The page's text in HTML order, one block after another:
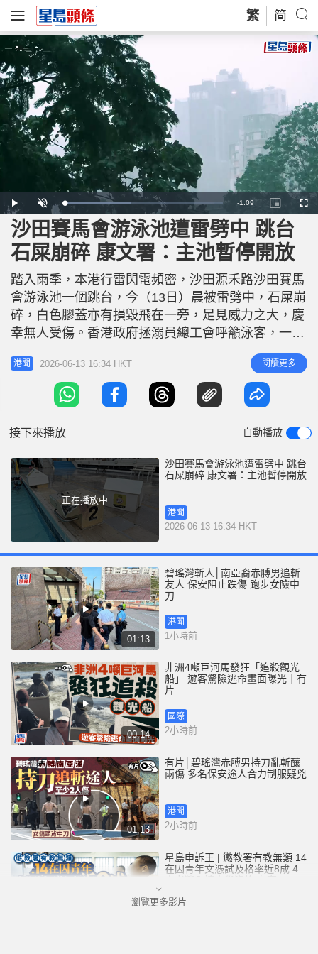
繁 简
P
l
a
y
U
n
m
u
t
e
L
o
a
d
e
4
2
4
8
%
R
e
m
n
i
e
-1:09
P
i
t
e
-
i
-
P
i
c
u
r
F
u
沙田賽馬會游泳池遭雷劈中 跳台
石屎崩碎 康文署：主池暫停開放
踏入雨季，本港行雷閃電頻密，沙田源禾路沙田賽馬
會游泳池一個跳台，今（13日）晨被雷劈中，石屎崩
碎，白色膠蓋亦有損毀飛在一旁，足見威力之大，慶
幸無人受傷。香港政府拯溺員總工會呼籲泳客，一旦
天文台發出雷暴警告，泳客應立即遠離泳池。 香港
政府拯溺員總工會在fb專頁發文，指今（13日）晨6
時40分，沙田泳池（沙田賽馬會游泳池）主池跳台範
圍因雷暴天氣一度遭受電擊。事件敲響警鐘：「雷暴
港聞 2026-06-13 16:34 HKT 閱讀更多
接下來播放 自動播放
正在播放中
沙田賽馬會游泳池遭雷劈中 跳台
石屎崩碎 康文署：主池暫停開放
港聞
2026-06-13 16:34 HKT
01:13
碧瑤灣斬人│南亞裔赤膊男追斬
友人 保安阻止跌傷 跑步女險中
刀
港聞
1小時前
00:14
非洲4噸巨河馬發狂「追殺觀光
船」 遊客驚險逃命畫面曝光｜有
片
國際
2小時前
01:13
有片│碧瑤灣赤膊男持刀亂斬釀
兩傷 多名保安途人合力制服疑兇
港聞
2小時前
星島申訴王 | 懲教署有教無類 14
在囚青年文憑試及格率近8成 4
港聞
瀏覽更多影片